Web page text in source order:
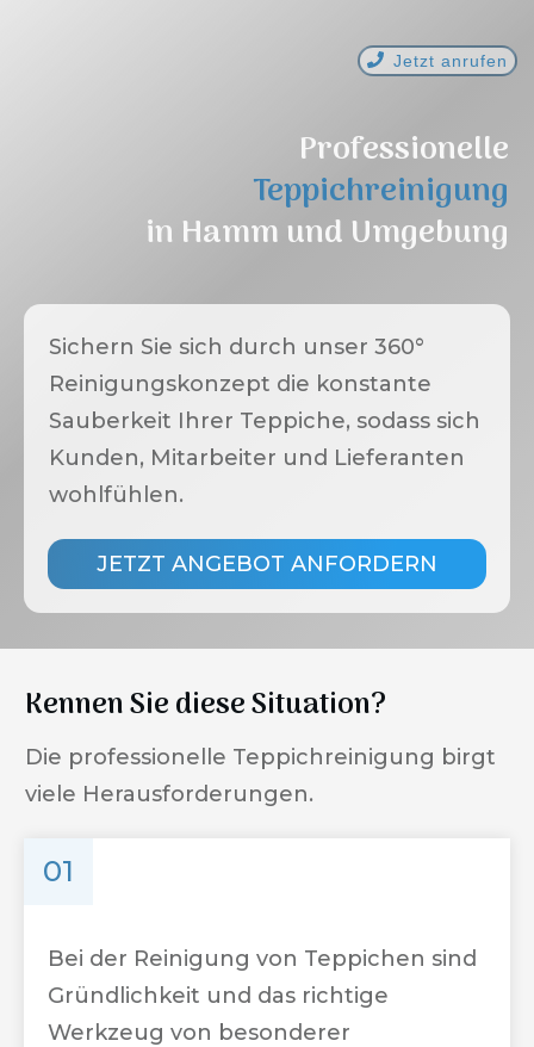
Jetzt anrufen
Professionelle
Teppichreinigung
in Hamm und Umgebung
Sichern Sie sich durch unser 360°
Reinigungskonzept die konstante
Sauberkeit Ihrer Teppiche, sodass sich
Kunden, Mitarbeiter und Lieferanten
wohlfühlen.
JETZT ANGEBOT ANFORDERN
Kennen Sie diese Situation?
Die professionelle Teppichreinigung birgt
viele Herausforderungen.
01
Bei der Reinigung von Teppichen sind
Gründlichkeit und das richtige
Werkzeug von besonderer